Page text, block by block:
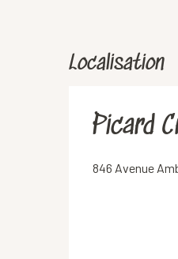
Localisation
Picard
846 Avenue